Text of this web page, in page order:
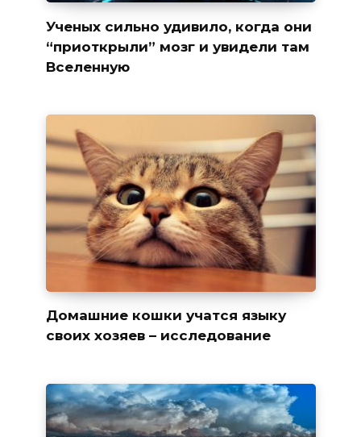
Ученых сильно удивило, когда они
“приоткрыли” мозг и увидели там
Вселенную
Домашние кошки учатся языку
своих хозяев – исследование